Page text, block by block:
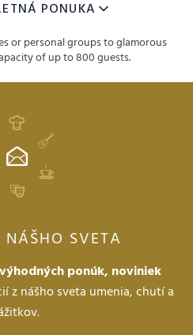
PONUKA
or personal groups to glamorous
of up to 800 guests.
SVETA
ponúk, noviniek
z nášho sveta umenia, chutí a
AUG